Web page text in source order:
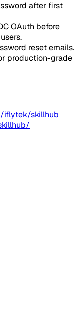
after first
OAuth before
reset emails.
production-grade
iflytek/skillhub